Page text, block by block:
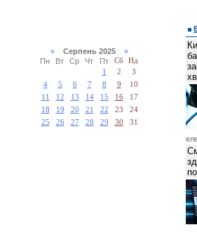
«Серпень 2025 »
Пн
Вт Ср Чт Пт Сб
Нд
1
2
3
4
5 6 7 8 9
10
11
12 13 14 15 16
17
18
19 20 21 22 23
24
25
26 27 28 29 30 31